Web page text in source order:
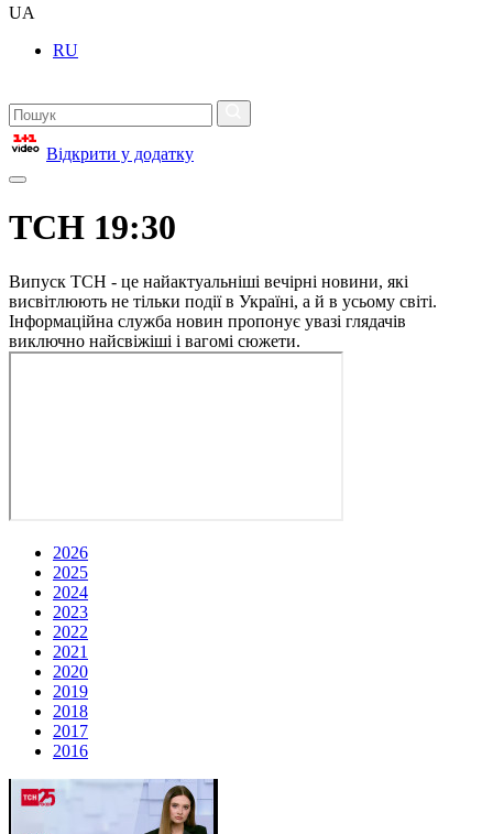
UA
RU
Відкрити у додатку
ТСН 19:30
Випуск ТСН - це найактуальніші вечірні новини, які
висвітлюють не тільки події в Україні, а й в усьому світі.
Інформаційна служба новин пропонує увазі глядачів
виключно найсвіжіші і вагомі сюжети.
2026
2025
2024
2023
2022
2021
2020
2019
2018
2017
2016